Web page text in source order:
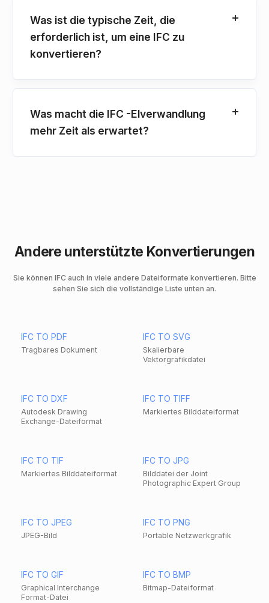
Was ist die typische Zeit, die
erforderlich ist, um eine IFC zu
konvertieren?
Was macht die IFC -Elverwandlung
mehr Zeit als erwartet?
Andere unterstützte Konvertierungen
Sie können IFC auch in viele andere Dateiformate konvertieren. Bitte
sehen Sie sich die vollständige Liste unten an.
IFC TO PDF
Tragbares Dokument
IFC TO SVG
Skalierbare
Vektorgrafikdatei
IFC TO DXF
Autodesk Drawing
Exchange-Dateiformat
IFC TO TIFF
Markiertes Bilddateiformat
IFC TO TIF
Markiertes Bilddateiformat
IFC TO JPG
Bilddatei der Joint
Photographic Expert Group
IFC TO JPEG
JPEG-Bild
IFC TO PNG
Portable Netzwerkgrafik
IFC TO GIF
Graphical Interchange
Format-Datei
IFC TO BMP
Bitmap-Dateiformat